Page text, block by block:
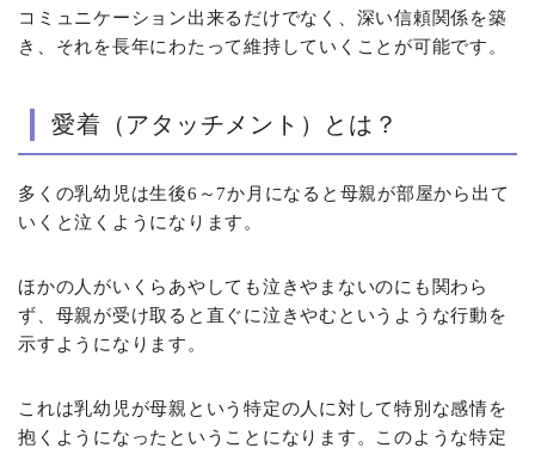
コミュニケーション出来るだけでなく、深い信頼関係を築
き、それを長年にわたって維持していくことが可能です。
愛着（アタッチメント）とは？
多くの乳幼児は生後6～7か月になると母親が部屋から出て
いくと泣くようになります。
ほかの人がいくらあやしても泣きやまないのにも関わら
ず、母親が受け取ると直ぐに泣きやむというような行動を
示すようになります。
これは乳幼児が母親という特定の人に対して特別な感情を
抱くようになったということになります。このような特定